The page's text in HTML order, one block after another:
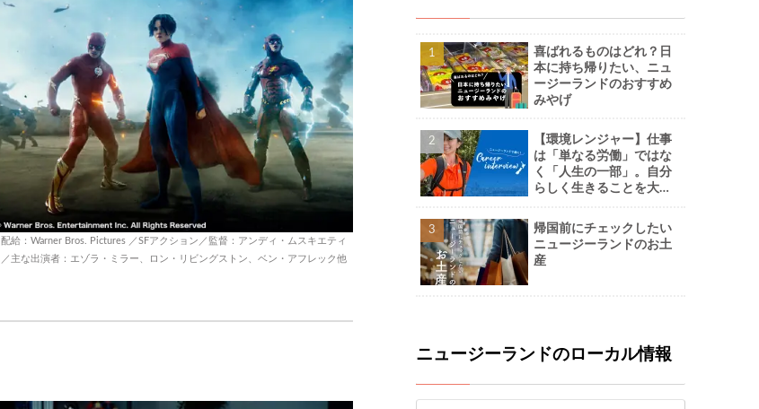
配給：Warner Bros. Pictures ／SFアクション／監督：アンディ・ムスキエティ
／主な出演者：エゾラ・ミラー、ロン・リビングストン、ベン・アフレック他
喜ばれるものはどれ？日
本に持ち帰りたい、ニュ
ージーランドのおすすめ
みやげ
【環境レンジャー】仕事
は「単なる労働」ではな
く「人生の一部」。自分
らしく生きることを大切
帰国前にチェックしたい
ニュージーランドのお土
産
ニュージーランドのローカル情報